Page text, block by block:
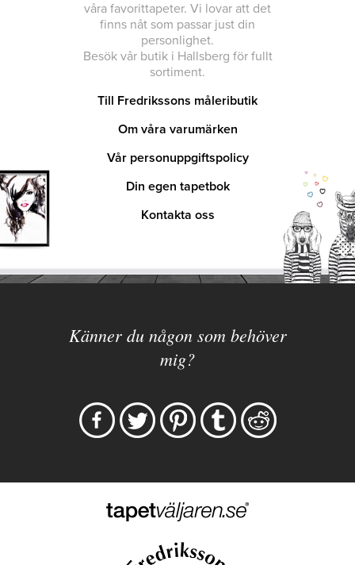
våra favorittapeter. Vi lovar att det
finns nåt som passar just din
personlighet.
Besök vår butik i Hallsberg för fullt
sortiment.
Till Fredrikssons måleributik
Om våra varumärken
Vår personuppgiftspolicy
Din egen tapetbok
Kontakta oss
Känner du någon som behöver
mig?